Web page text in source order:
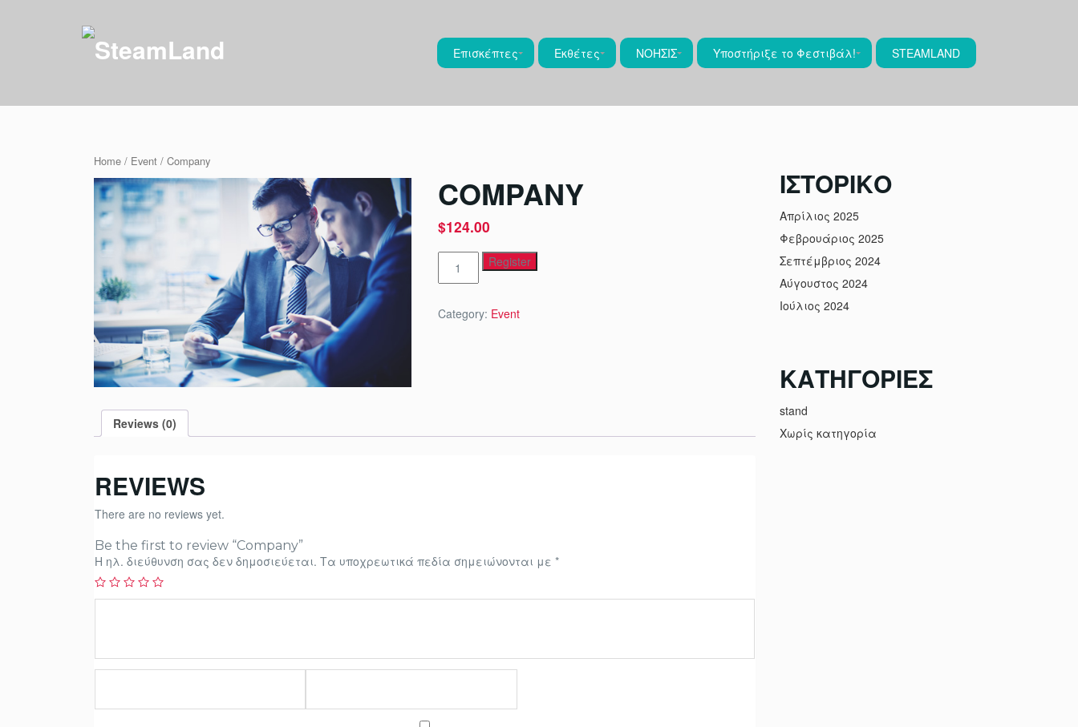
Επισκέπτες Εκθέτες ΝΟΗΣΙΣ Υποστήριξε το Φεστιβάλ! STEAMLAND
Home / Event / Company
COMPANY
$124.00
Company
quantity
Register
Category: Event
Reviews (0)
REVIEWS
There are no reviews yet.
Be the first to review “Company”
Η ηλ. διεύθυνση σας δεν δημοσιεύεται. Τα υποχρεωτικά πεδία σημειώνονται με *
ΙΣΤΟΡΙΚΌ
Απρίλιος 2025
Φεβρουάριος 2025
Σεπτέμβριος 2024
Αύγουστος 2024
Ιούλιος 2024
KΑΤΗΓΟΡΊΕΣ
stand
Χωρίς κατηγορία